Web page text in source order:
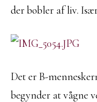
der bobler af liv.
Det er B-
begynder at vågne